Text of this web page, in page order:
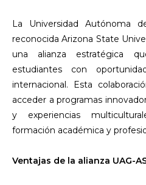
La Universidad Autónoma
reconocida Arizona State
una alianza estratégica
estudiantes con
internacional. Esta
acceder a programas
y experiencias
formación académica y
Ventajas de la alianza UAG-